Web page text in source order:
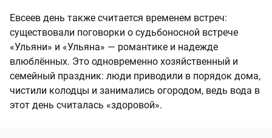
Евсеев день также считается временем встреч:
существовали поговорки о судьбоносной встрече
«Ульяни» и «Ульяна» — романтике и надежде
влюблённых. Это одновременно хозяйственный и
семейный праздник: люди приводили в порядок дома,
чистили колодцы и занимались огородом, ведь вода в
этот день считалась «здоровой».